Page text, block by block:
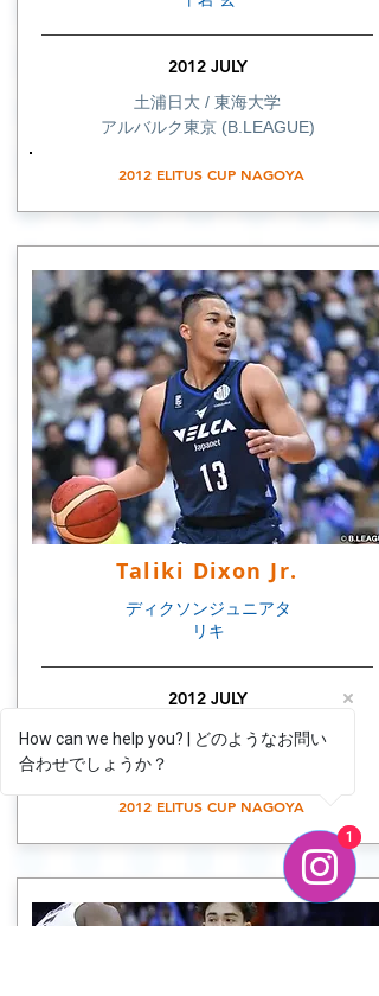
2012 JULY
土浦日大 / 東海大学
アルバルク東京 (B.LEAGUE)
2012 ELITUS CUP NAGOYA
Taliki Dixon Jr.
ディクソンジュニアタ
リキ
2012 JULY
冨士中学校 / 日体大
仙台89ers (B.LEAGUE)
2012 ELITUS CUP NAGOYA
1
How can we help you? | どのようなお問い
合わせでしょうか？
1